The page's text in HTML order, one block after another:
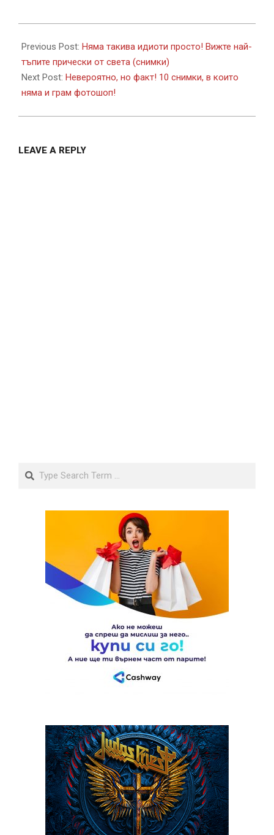
07-
23
Previous Post: Няма такива идиоти просто! Вижте най-
тъпите прически от света (снимки)
Next Post: Невероятно, но факт! 10 снимки, в които
няма и грам фотошоп!
LEAVE A REPLY
Search